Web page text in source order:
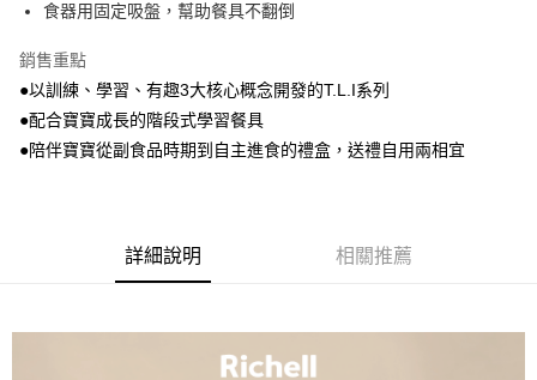
運送方式
付款後全家取貨
每筆NT$100，滿NT$1,000(含以上)免運費
付款後萊爾富取貨
每筆NT$100，滿NT$1,000(含以上)免運費
食器用固定吸盤，幫助餐具不翻倒
銷售重點
●以訓練、學習、有趣3大核心概念開發的T.L.I系列
●配合寶寶成長的階段式學習餐具
●陪伴寶寶從副食品時期到自主進食的禮盒，送禮自用兩相宜
詳細說明 相關推薦